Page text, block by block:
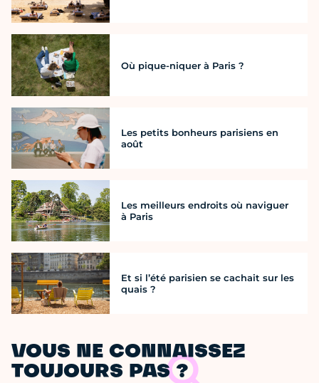
Où pique-niquer à Paris ?
Les petits bonheurs parisiens en
août
Les meilleurs endroits où naviguer
à Paris
Et si l’été parisien se cachait sur les
quais ?
VOUS NE CONNAISSEZ
TOUJOURS PAS ?